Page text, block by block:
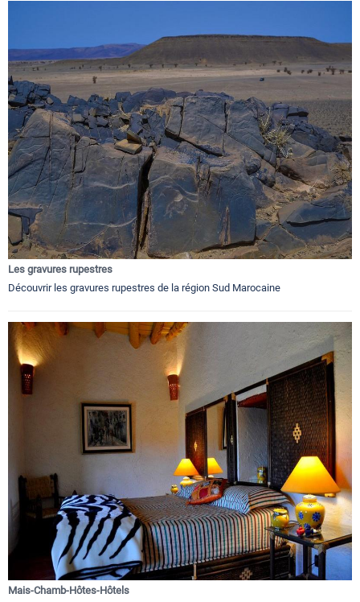
Les gravures rupestres
Découvrir les gravures rupestres de la région Sud Marocaine
Mais-Chamb-Hôtes-Hôtels